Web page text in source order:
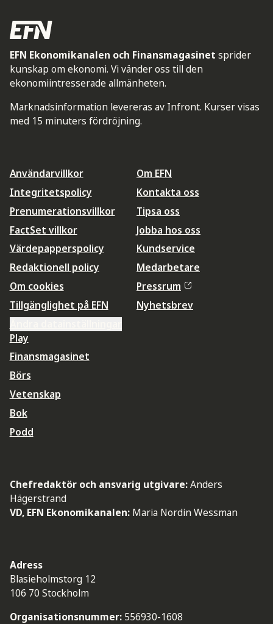
EFN Ekonomikanalen och Finansmagasinet sprider
kunskap om ekonomi. Vi vänder oss till den
ekonomiintresserade allmänheten.
Marknadsinformation levereras av Infront. Kurser visas
med 15 minuters fördröjning.
Användarvillkor
Integritetspolicy
Prenumerationsvillkor
FactSet villkor
Värdepapperspolicy
Redaktionell policy
Om cookies
Tillgänglighet på EFN
Om EFN
Kontakta oss
Tipsa oss
Jobba hos oss
Kundservice
Medarbetare
Pressrum
Nyhetsbrev
Play
Finansmagasinet
Börs
Vetenskap
Bok
Podd
Chefredaktör och ansvarig utgivare: Anders
Hägerstrand
VD, EFN Ekonomikanalen: Maria Nordin Wessman
Adress
Blasieholmstorg 12
106 70 Stockholm
Organisationsnummer: 556930-1608